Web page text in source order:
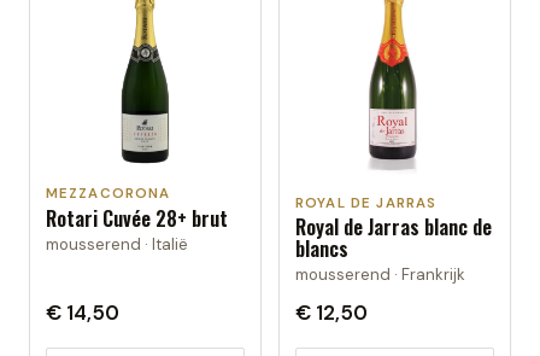
MEZZACORONA
Rotari Cuvée 28+ brut
mousserend · Italië
€ 14,50
ROYAL DE JARRAS
Royal de Jarras blanc de
blancs
mousserend · Frankrijk
€ 12,50